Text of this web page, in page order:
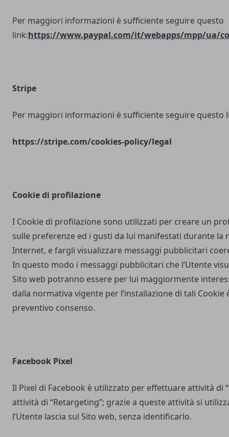
Per maggiori informazioni è sufficiente seguire questo
link:https://www.paypal.com/it/webapps/mpp/ua/
Stripe
Per maggiori informazioni è sufficiente seguire questo
https://stripe.com/cookies-policy/legal
Cookie di profilazione
I Cookie di profilazione sono utilizzati per creare un
sulle preferenze ed i gusti da lui manifestati durante la
Internet, e fargli visualizzare messaggi pubblicitari
In questo modo i messaggi pubblicitari che l’Utente
Sito web potranno essere per lui maggiormente
dalla normativa vigente per l’installazione di tali Cookie
preventivo consenso.
Facebook Pixel
Il Pixel di Facebook è utilizzato per effettuare attività di
attività di “Retargeting”; grazie a queste attività si
l’Utente lascia sul Sito web, senza identificarlo.